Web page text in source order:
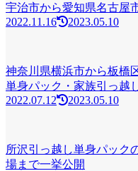
宇治市から愛知県名古屋
2022.11.16
2023.05.10
神奈川県横浜市から板橋
単身パック・家族引っ越
2022.07.12
2023.05.10
所沢引っ越し単身パック
場まで一挙公開